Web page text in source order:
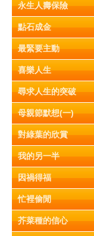
永生人壽保險
點石成金
最緊要主動
喜樂人生
尋求人生的突破
母親節默想(一)
對綠葉的欣賞
我的另一半
因禍得福
忙裡偷閒
芥菜種的信心